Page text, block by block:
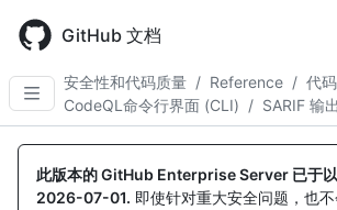
main
content
GitHub 文档
安全性和代码质量 / Reference / 代
CodeQL命令行界面 (CLI) / SARIF 输出
此版本的 GitHub Enterprise Server 已于
2026-07-01. 即使针对重大安全问题，也